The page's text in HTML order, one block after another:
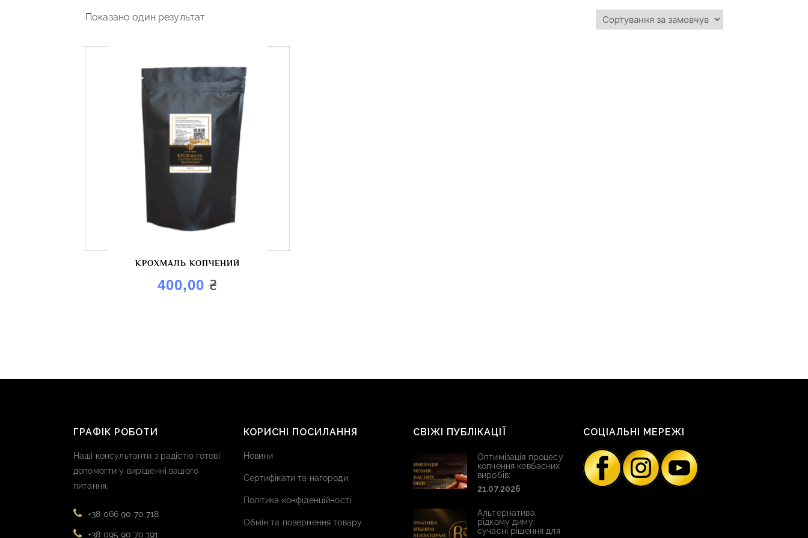
Показано один результат
КРОХМАЛЬ КОПЧЕНИЙ
400,00 ₴
ГРАФІК РОБОТИ
Наші консультанти з радістю готові
допомогти у вирішенні вашого
питання.
+38 066 90 70 718
+38 095 90 70 191
КОРИСНІ ПОСИЛАННЯ
Новини
Сертифікати та нагороди
Політика конфіденційності
Обмін та повернення товару
СВІЖІ ПУБЛІКАЦІЇ
Оптимізація процесу
копчення ковбасних
виробів:
21.07.2026
Альтернатива
рідкому диму:
сучасні рішення для
СОЦІАЛЬНІ МЕРЕЖІ